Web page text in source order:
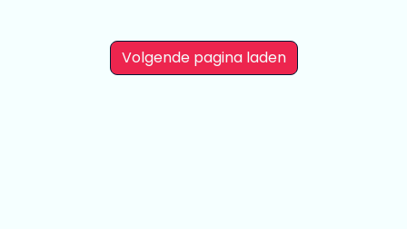
Volgende pagina laden